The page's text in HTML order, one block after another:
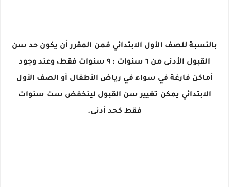
بالنسبة للصف الأول الابتدائي فمن المقرر أن يكون حد سن
القبول الأدنى من ٦ سنوات : ٩ سنوات فقط، وعند وجود
أماكن فارغة في سواء في رياض الأطفال أو الصف الأول
الابتدائي يمكن تغيير سن القبول لينخفض ست سنوات
فقط كحد أدنى.